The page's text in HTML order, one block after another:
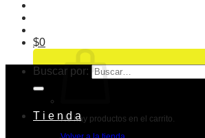
$0
No hay productos en el carrito.
Buscar por:
T i e n d a